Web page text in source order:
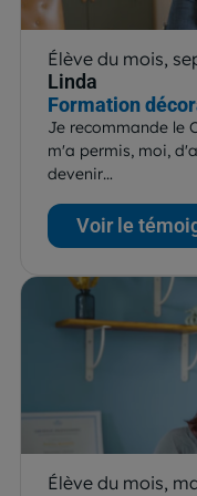
Élève du mois,
Linda
Formation
Je recommande le
m'a permis, moi,
devenir…
Voir le
Élève du mois,